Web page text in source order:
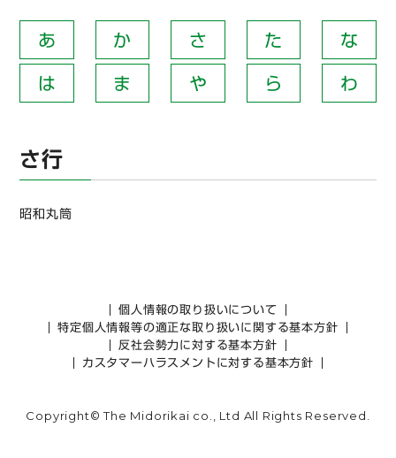
あ か さ た な
は ま や ら わ
さ行
昭和丸筒
個人情報の取り扱いについて
特定個人情報等の適正な取り扱いに関する基本方針
反社会勢力に対する基本方針
カスタマーハラスメントに対する基本方針
Copyright© The Midorikai co., Ltd All Rights Reserved.